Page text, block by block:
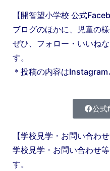
【開智望小学校 公式
ブログのほかに、児童の
ぜひ、フォロー・いいね
す。
＊投稿の内容はInstagram
公
【学校見学・お問い合わせ
学校見学・お問い合わせ
す。